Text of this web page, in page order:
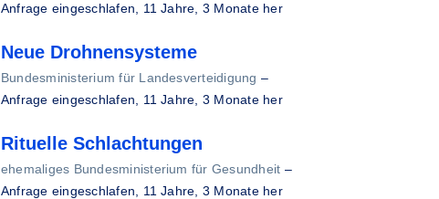
Anfrage eingeschlafen, 11 Jahre, 3 Monate her
Neue Drohnensysteme
Bundesministerium für Landesverteidigung –
Anfrage eingeschlafen, 11 Jahre, 3 Monate her
Rituelle Schlachtungen
ehemaliges Bundesministerium für Gesundheit –
Anfrage eingeschlafen, 11 Jahre, 3 Monate her